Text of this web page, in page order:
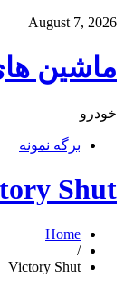
August 7, 2026
ماشین
خودرو
برگه نمونه
Shut
Home
/
Victory Shut